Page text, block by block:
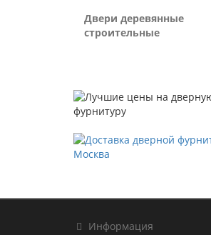
Двери деревянные
строительные
Информация